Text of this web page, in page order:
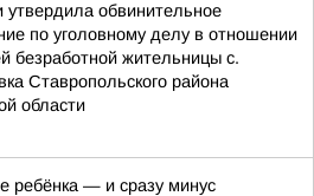
утвердила обвинительное
по уголовному делу в отношении
безработной жительницы с.
Ставропольского района
области
ребёнка — и сразу минус